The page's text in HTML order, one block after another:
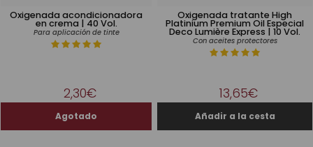
Oxigenada acondicionadora
en crema | 40 Vol.
Para aplicación de tinte
2,30€
Oxigenada tratante High
Platinium Premium Oil Especial
Deco Lumière Express | 10 Vol.
Con aceites protectores
13,65€